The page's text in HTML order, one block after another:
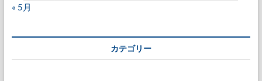
« 5月
カテゴリー